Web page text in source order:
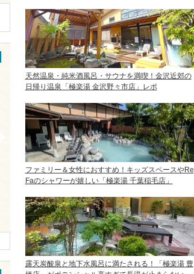
天然温泉・純米酒風呂・サウナを満喫！金沢近郊の
日帰り温泉「極楽湯 金沢野々市店」レポ
ファミリー＆女性におすすめ！キッズスペースやRe
Faのシャワーが嬉しい「極楽湯 千葉稲毛店」
露天炭酸泉と地下水風呂に満たされる！「極楽湯 豊